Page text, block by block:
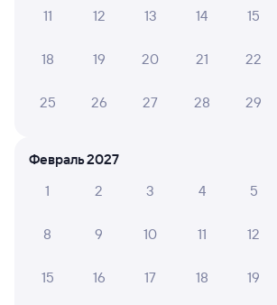
Проверьте расписание рейсов РЖД из
расписание движения поездов в 2026 году.
Про расписание Приютово —
На этом направлении ходит 0 поездов.
Билеты РЖД
Способы оплаты
Правила работы
11 12 13 14 15
18 19 20 21 22
25 26 27 28 29
Февраль 2027
1
2 3 4 5
8 9 10 11 12
15 16 17 18 19